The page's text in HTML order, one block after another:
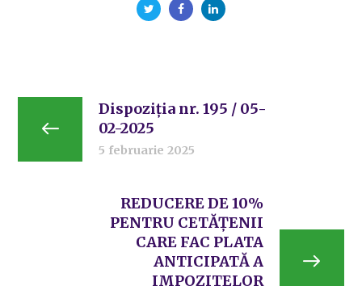
Dispoziția nr. 195 / 05-
02-2025
5 februarie 2025
REDUCERE DE 10%
PENTRU CETĂȚENII
CARE FAC PLATA
ANTICIPATĂ A
IMPOZITELOR